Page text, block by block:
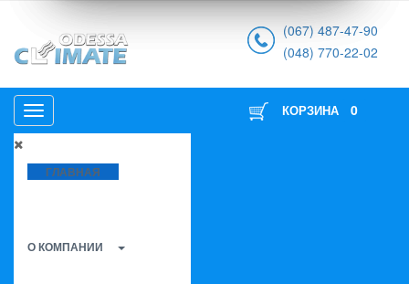
(067) 487-47-90
(048) 770-22-02
ГЛАВНАЯ
О КОМПАНИИ
КОРЗИНА 0